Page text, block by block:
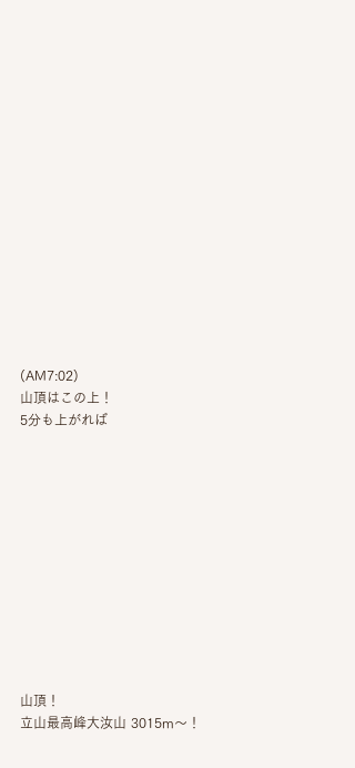
(AM7:02)
山頂はこの上！
5分も上がれば
山頂！
立山最高峰大汝山 3015m〜！